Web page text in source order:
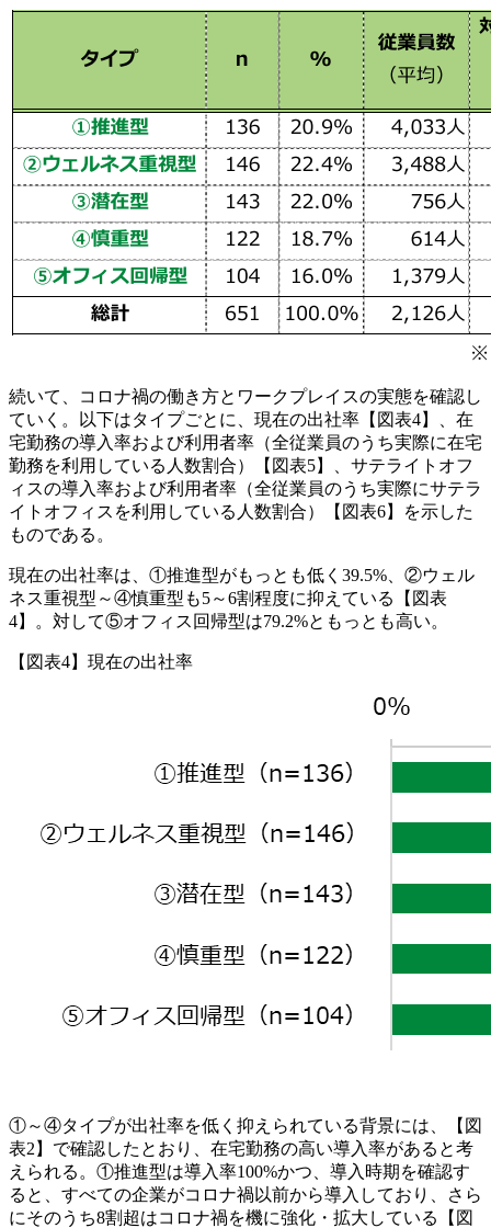
続いて、コロナ禍の働き方とワークプレイスの実態を確認し
ていく。以下はタイプごとに、現在の出社率【図表4】、在
宅勤務の導入率および利用者率（全従業員のうち実際に在宅
勤務を利用している人数割合）【図表5】、サテライトオフ
ィスの導入率および利用者率（全従業員のうち実際にサテラ
イトオフィスを利用している人数割合）【図表6】を示した
ものである。
現在の出社率は、①推進型がもっとも低く39.5%、②ウェル
ネス重視型～④慎重型も5～6割程度に抑えている【図表
4】。対して⑤オフィス回帰型は79.2%ともっとも高い。
【図表4】現在の出社率
①～④タイプが出社率を低く抑えられている背景には、【図
表2】で確認したとおり、在宅勤務の高い導入率があると考
えられる。①推進型は導入率100%かつ、導入時期を確認す
ると、すべての企業がコロナ禍以前から導入しており、さら
にそのうち8割超はコロナ禍を機に強化・拡大している【図